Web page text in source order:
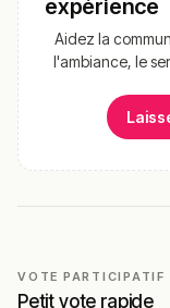
expérience
Aidez la
l'ambiance, le
VOTE PARTICIPATIF
Petit vote rapide